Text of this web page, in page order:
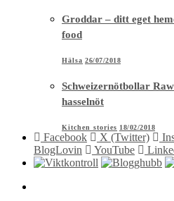
Groddar – ditt eget
food
Hälsa 26/07/2018
Schweizernötbollar
hasselnöt
Kitchen stories 18/02/2018
Facebook X (Twitter)
BlogLovin
YouTube